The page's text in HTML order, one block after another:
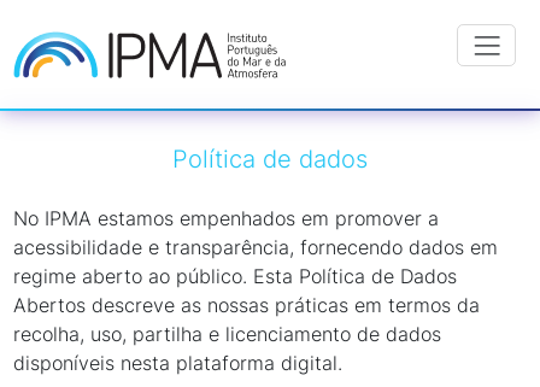
Política de dados
No IPMA estamos empenhados em promover a
acessibilidade e transparência, fornecendo dados em
regime aberto ao público. Esta Política de Dados
Abertos descreve as nossas práticas em termos da
recolha, uso, partilha e licenciamento de dados
disponíveis nesta plataforma digital.